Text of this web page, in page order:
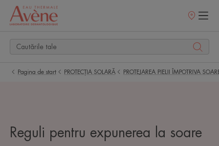
Retailerii
Pagina de start PROTECȚIA SOLARĂ PROTEJAREA PIELII ÎMPOTRIVA
Reguli pentru expunerea la soare